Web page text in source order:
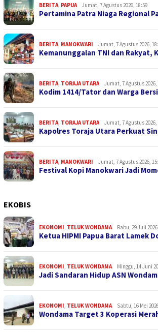
BERITA, PAPUA Jumat, 7 Agustus 2026, 18:59
Pertamina Patra Niaga Regional
BERITA, MANOKWARI Jumat, 7 Agustus 2026,
Kemanunggalan TNI dan Rakyat,
BERITA, TORAJA UTARA Jumat, 7 Agustus 2026,
Kodim 1414/Tator dan Warga
BERITA, TORAJA UTARA Jumat, 7 Agustus 2026,
Kapolres Toraja Utara Perkuat
BERITA, MANOKWARI Jumat, 7 Agustus 2026,
Festival Kopi Manokwari Jadi
EKOBIS
EKONOMI, TELUK WONDAMA Rabu, 29 Juli
Ketua HIPMI Papua Barat Lamek
EKONOMI, TELUK WONDAMA Minggu, 14 Juni
Jadi Sandaran Hidup ASN
EKONOMI, TELUK WONDAMA Sabtu, 16 Mei
Wondama Target 3 Koperasi